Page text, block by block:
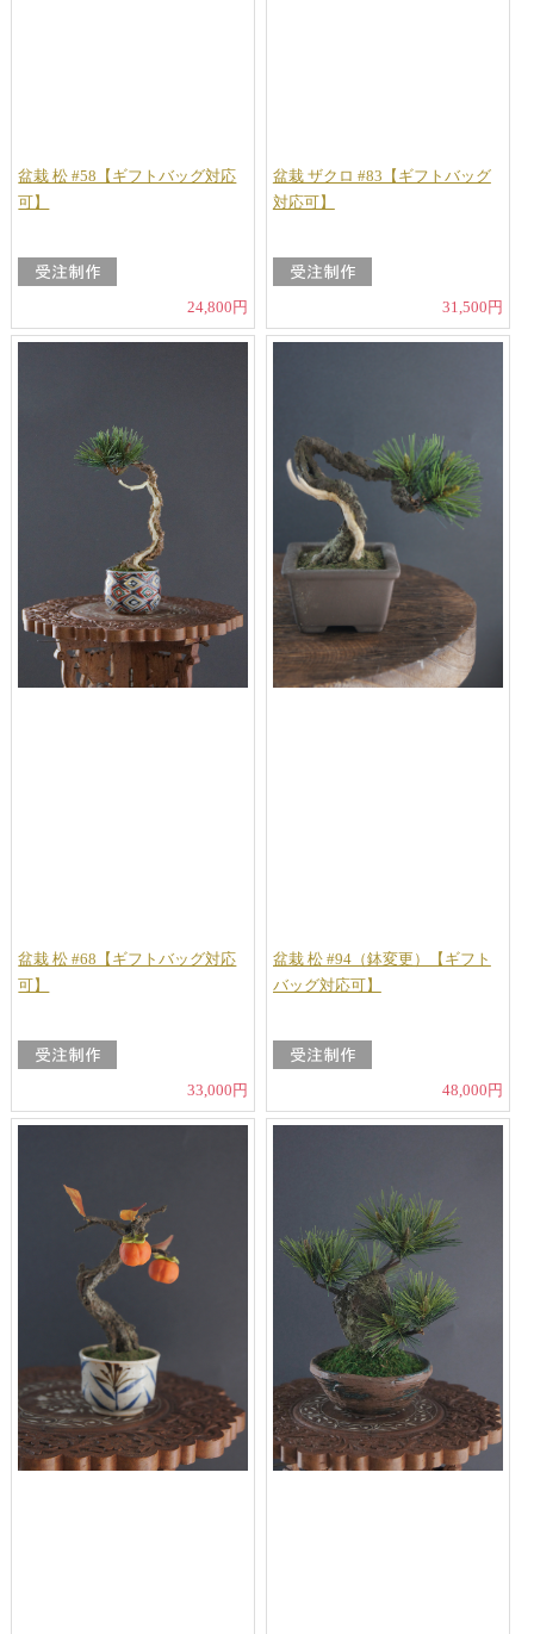
盆栽 松 #58【ギフトバッグ対応
可】
24,800円
盆栽 ザクロ #83【ギフトバッグ
対応可】
31,500円
盆栽 松 #68【ギフトバッグ対応
可】
33,000円
盆栽 松 #94（鉢変更）【ギフト
バッグ対応可】
48,000円